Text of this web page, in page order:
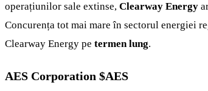
operațiunilor sale extinse, Clearway Energy
Concurența tot mai mare în sectorul energiei
Clearway Energy pe termen lung.
AES Corporation $AES